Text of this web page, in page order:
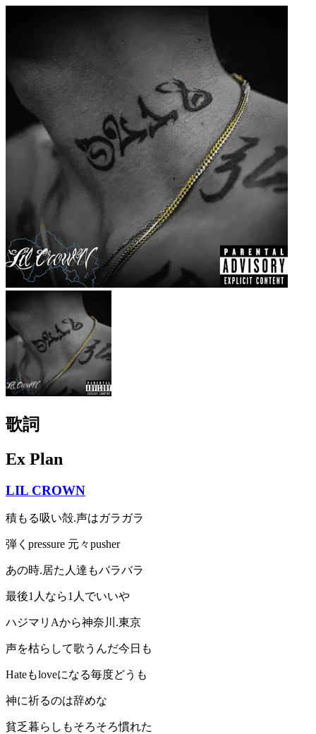
歌詞
Ex Plan
LIL CROWN
積もる吸い殻.声はガラガラ
弾くpressure 元々pusher
あの時.居た人達もバラバラ
最後1人なら1人でいいや
ハジマリAから神奈川.東京
声を枯らして歌うんだ今日も
Hateもloveになる毎度どうも
神に祈るのは辞めな
貧乏暮らしもそろそろ慣れた